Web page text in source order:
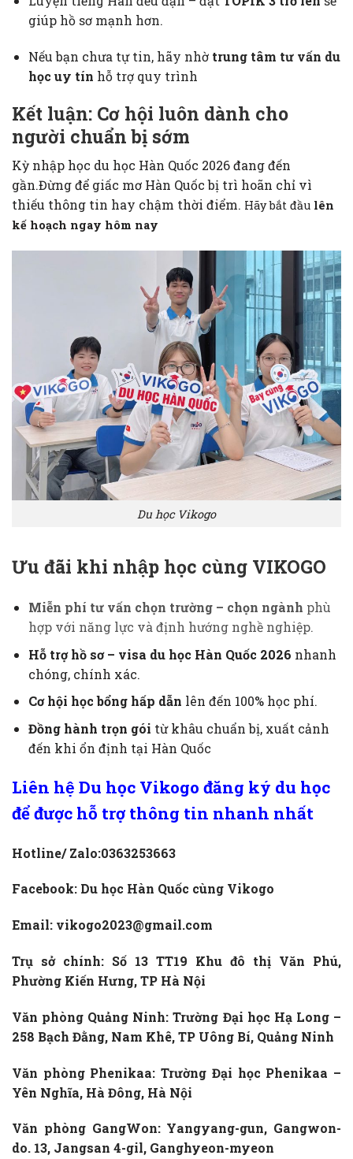
giúp hồ sơ mạnh hơn.
Nếu bạn chưa tự tin, hãy nhờ trung tâm tư vấn du
học uy tín hỗ trợ quy trình
Kết luận: Cơ hội luôn dành cho
người chuẩn bị sớm
Kỳ nhập học du học Hàn Quốc 2026 đang đến
gần.Đừng để giấc mơ Hàn Quốc bị trì hoãn chỉ vì
thiếu thông tin hay chậm thời điểm. Hãy bắt đầu lên
kế hoạch ngay hôm nay
Du học Vikogo
Ưu đãi khi nhập học cùng VIKOGO
Miễn phí tư vấn chọn trường – chọn ngành phù
hợp với năng lực và định hướng nghề nghiệp.
Hỗ trợ hồ sơ – visa du học Hàn Quốc 2026 nhanh
chóng, chính xác.
Cơ hội học bổng hấp dẫn lên đến 100% học phí.
Đồng hành trọn gói từ khâu chuẩn bị, xuất cảnh
đến khi ổn định tại Hàn Quốc
Liên hệ Du học Vikogo đăng ký du học
để được hỗ trợ thông tin nhanh nhất
Hotline/ Zalo:0363253663
Facebook: Du học Hàn Quốc cùng Vikogo
Email: vikogo2023@gmail.com
Trụ sở chính: Số 13 TT19 Khu đô thị Văn Phú,
Phường Kiến Hưng, TP Hà Nội
Văn phòng Quảng Ninh: Trường Đại học Hạ Long –
258 Bạch Đằng, Nam Khê, TP Uông Bí, Quảng Ninh
Văn phòng Phenikaa: Trường Đại học Phenikaa –
Yên Nghĩa, Hà Đông, Hà Nội
Văn phòng GangWon: Yangyang-gun, Gangwon-
do. 13, Jangsan 4-gil, Ganghyeon-myeon